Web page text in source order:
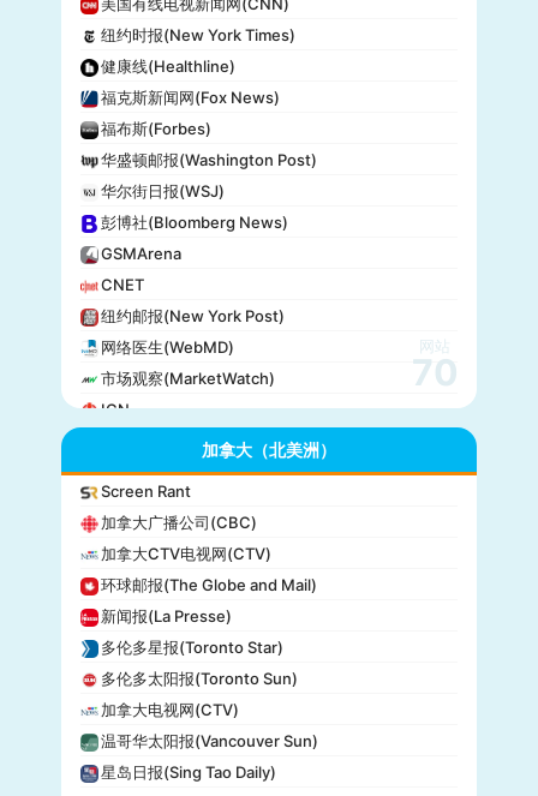
美国有线电视新闻网(CNN)
纽约时报(New York Times)
健康线(Healthline)
福克斯新闻网(Fox News)
福布斯(Forbes)
华盛顿邮报(Washington Post)
华尔街日报(WSJ)
彭博社(Bloomberg News)
GSMArena
CNET
纽约邮报(New York Post)
网络医生(WebMD)
市场观察(MarketWatch)
IGN
今日美国(USA Today)
BuzzFeed
全国公共广播电台(NPR)
美国广播公司(ABC)
美国新闻与世界报道(U.S. News)
CBS Sports
全国广播公司(NBC)
The Verge
PCMag
休斯顿纪事报(Houston Chronicle)
赫芬顿邮报(Huffpost)
网站
70
加拿大（北美洲）
Screen Rant
加拿大广播公司(CBC)
加拿大CTV电视网(CTV)
环球邮报(The Globe and Mail)
新闻报(La Presse)
多伦多星报(Toronto Star)
多伦多太阳报(Toronto Sun)
加拿大电视网(CTV)
温哥华太阳报(Vancouver Sun)
星岛日报(Sing Tao Daily)